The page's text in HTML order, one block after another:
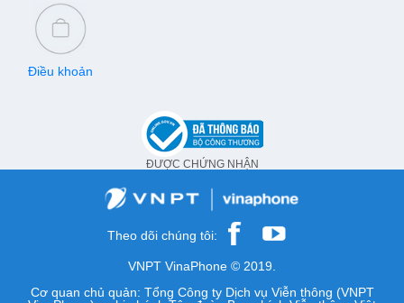
Điều khoản
ĐƯỢC CHỨNG NHẬN
Theo dõi chúng tôi:
VNPT VinaPhone © 2019.
Cơ quan chủ quản: Tổng Công ty Dịch vụ Viễn thông (VNPT